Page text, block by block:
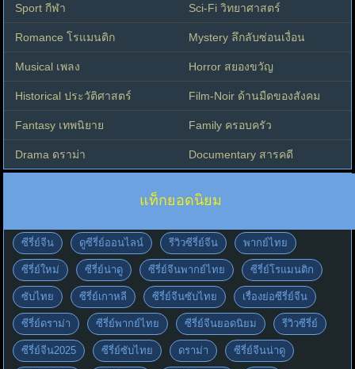
Sport กีฬา Sci-Fi วิทยาศาสตร์
Romance โรแมนติก Mystery ลึกลับซ่อนเงื่อน
Musical เพลง Horror สยองขวัญ
Historical ประวัติศาสตร์ Film-Noir ด้านมืดของสังคม
Fantasy เทพนิยาย Family ครอบครัว
Drama ดราม่า Documentary สารคดี
แท็กยอดนิยม
ซีรี่ย์จีน ดูซีรี่ย์ออนไลน์ รีวิวซีรี่ย์จีน พากย์ไทย
ซีรี่ย์ใหม่ ซีรี่ย์น่าดู ซีรี่ย์จีนพากย์ไทย ซีรี่ย์โรแมนติก
ซับไทย ซีรี่ย์เกาหลี ซีรี่ย์จีนซับไทย เรื่องย่อซีรี่ย์จีน
ซีรี่ย์ดราม่า ซีรี่ย์พากย์ไทย ซีรี่ย์จีนยอดนิยม รีวิวซีรี่ย์
ซีรี่ย์จีน2025 ซีรี่ย์ซับไทย ดราม่า ซีรี่ย์จีนน่าดู